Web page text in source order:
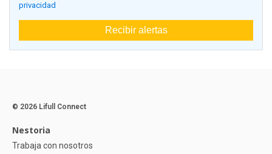
privacidad
Recibir alertas
© 2026 Lifull Connect
Nestoria
Trabaja con nosotros